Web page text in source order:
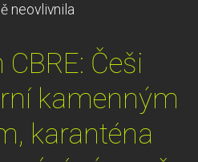
neovlivnila
Češi
kamenným
karanténa